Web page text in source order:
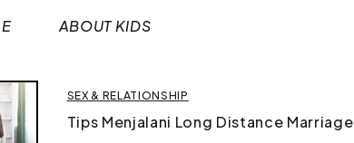
ABOUT KIDS
SEX & RELATIONSHIP
Tips Menjalani Long Distance Marriage